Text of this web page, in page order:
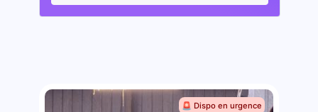
🚨 Dispo en urgence